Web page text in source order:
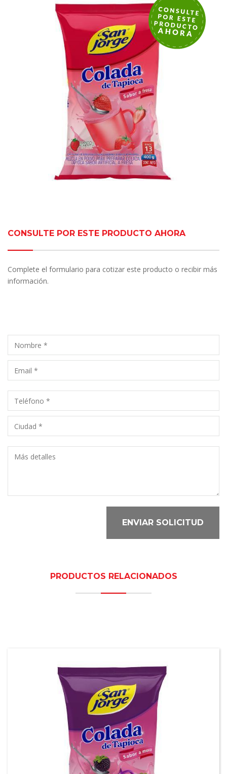
CONSULTE POR ESTE PRODUCTO AHORA
Complete el formulario para cotizar este producto o recibir más
información.
ENVIAR SOLICITUD
PRODUCTOS RELACIONADOS